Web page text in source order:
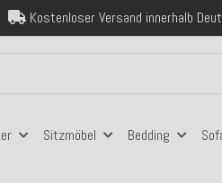
Über 120.000 erfolgreich
Sicher bezahlen mit Klarna,
Sitzmöbel Bedding